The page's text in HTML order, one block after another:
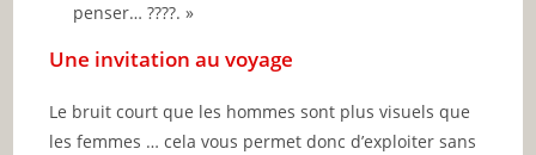
penser… ????. »
Une invitation au voyage
Le bruit court que les hommes sont plus visuels que
les femmes … cela vous permet donc d’exploiter sans